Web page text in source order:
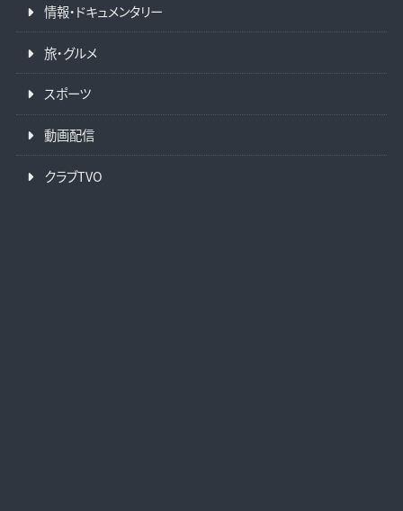
情報・ドキュメンタリー
旅・グルメ
スポーツ
動画配信
クラブTVO